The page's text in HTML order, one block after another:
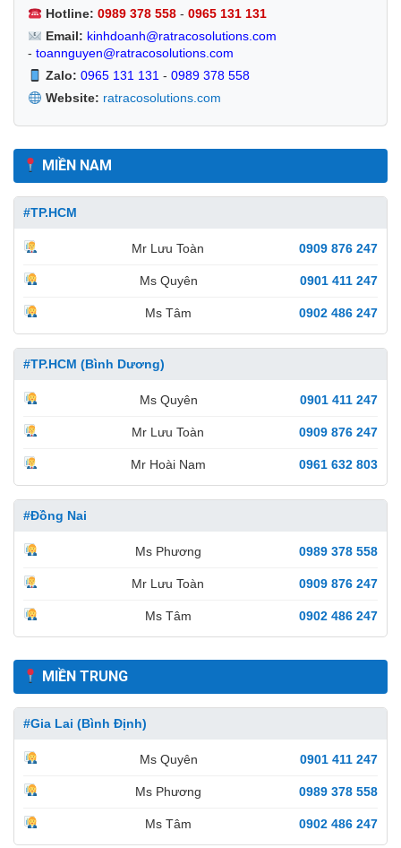
Hotline: 0989 378 558- 0965 131 131
Email: kinhdoanh@ratracosolutions.com
- toannguyen@ratracosolutions.com
Zalo: 0965 131 131 - 0989 378 558
Website: ratracosolutions.com
MIỀN NAM
#TP.HCM
Mr Lưu Toàn 0909 876 247
Ms Quyên 0901 411 247
Ms Tâm 0902 486 247
#TP.HCM (Bình Dương)
Ms Quyên 0901 411 247
Mr Lưu Toàn 0909 876 247
Mr Hoài Nam 0961 632 803
#Đồng Nai
Ms Phương 0989 378 558
Mr Lưu Toàn 0909 876 247
Ms Tâm 0902 486 247
MIỀN TRUNG
#Gia Lai (Bình Định)
Ms Quyên 0901 411 247
Ms Phương 0989 378 558
Ms Tâm 0902 486 247